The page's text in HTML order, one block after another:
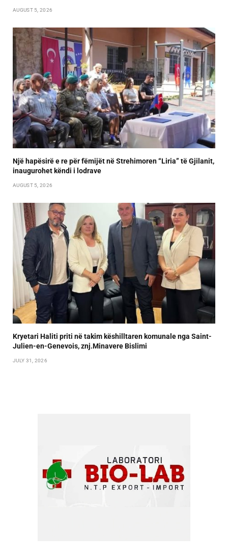
AUGUST 5, 2026
Një hapësirë e re për fëmijët në Strehimoren “Liria” të Gjilanit,
inaugurohet këndi i lodrave
AUGUST 5, 2026
Kryetari Haliti priti në takim këshilltaren komunale nga Saint-
Julien-en-Genevois, znj.Minavere Bislimi
JULY 31, 2026